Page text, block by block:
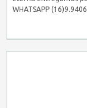
WHATSAPP